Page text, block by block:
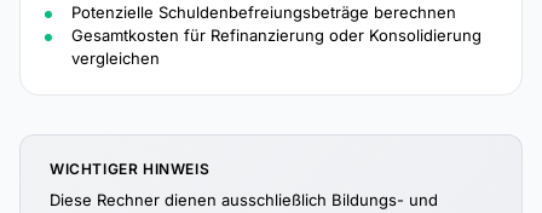
Potenzielle Schuldenbefreiungsbeträge berechnen
Gesamtkosten für Refinanzierung oder Konsolidierung
vergleichen
WICHTIGER HINWEIS
Diese Rechner dienen ausschließlich Bildungs- und